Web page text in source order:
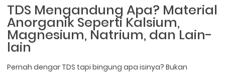
TDS Mengandung Apa? Material
Anorganik Seperti Kalsium,
Magnesium, Natrium, dan Lain-
lain
Pernah dengar TDS tapi bingung apa isinya? Bukan